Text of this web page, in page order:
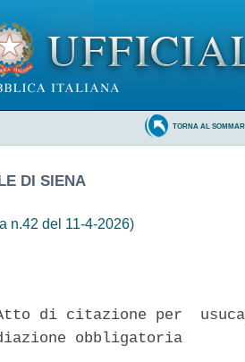
TORNA AL
DI SIENA
n.42 del 11-4-2026)
di citazione per
obbligatoria